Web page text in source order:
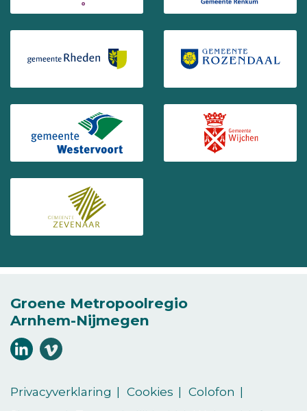
(Opent in een nieuw venster)(Opent in
(Opent in een nieuw venster)(Opent in
(Opent in een nieuw venster)
Groene Metropoolregio
Arnhem-Nijmegen
Volg
ons
LinkedIn
ons
vimeo
Privacyverklaring
Cookies
Colofon